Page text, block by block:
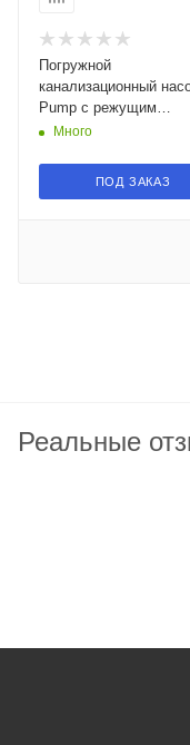
Погружной
канализационный
Pump с режущим
механизмом серии WQ
Смоленске
Много
ПОД ЗАКАЗ
Реальные